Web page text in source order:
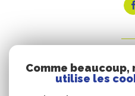
Espace
Comme beaucoup,
utilise les